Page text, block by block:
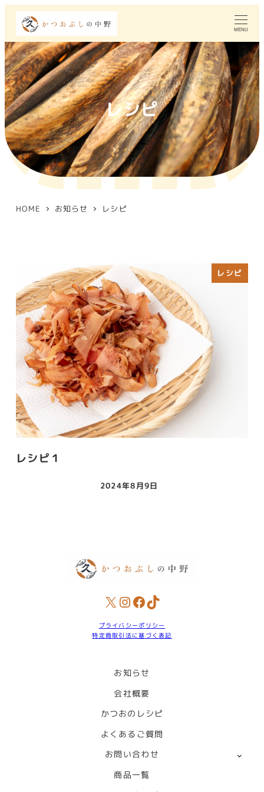
MENU
レシピ
HOME お知らせ レシピ
レシピ
レシピ１
2024年8月9日
X InstagramFacebook TikTok
プライバシーポリシー
特定商取引法に基づく表記
お知らせ
会社概要
かつおのレシピ
よくあるご質問
お問い合わせ
商品一覧